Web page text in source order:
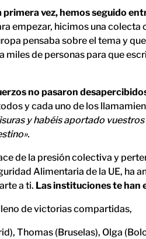
primera vez, hemos seguido
empezar, hicimos una
pensaba sobre el tema y
miles de personas para que
no pasaron
y cada uno de los
y habéis aportado
de la presión colectiva y
Alimentaria de la UE, ha
a ti. Las instituciones te han
de victorias compartidas,
Thomas (Bruselas), Olga